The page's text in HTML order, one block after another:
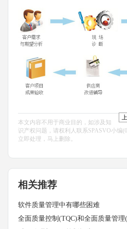
本文内容不用于商业目的，如涉及知
识产权问题，请权利人联系SPASVO小编
立即处理，马上删除。
相关推荐
软件质量管理中有哪些困难
全面质量控制(TQC)和全面质量管理